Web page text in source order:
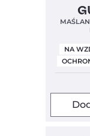
Bestseller!
Nowa
NA